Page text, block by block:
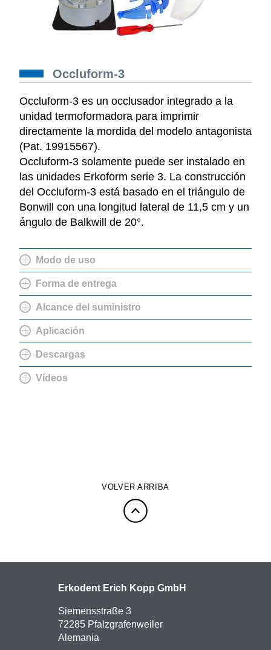
Occluform-3
Occluform-3 es un occlusador integrado a la
unidad termoformadora para imprimir
directamente la mordida del modelo antagonista
(Pat. 19915567).
Occluform-3 solamente puede ser instalado en
las unidades Erkoform serie 3. La construcción
del Occluform-3 está basado en el triángulo de
Bonwill con una longitud lateral de 11,5 cm y un
ángulo de Balkwill de 20°.
Modo de uso
Forma de entrega
Alcance del suministro
Aplicación
Descargas
Vídeos
VOLVER ARRIBA
Erkodent Erich Kopp GmbH
Siemensstraße 3
72285 Pfalzgrafenweiler
Alemania